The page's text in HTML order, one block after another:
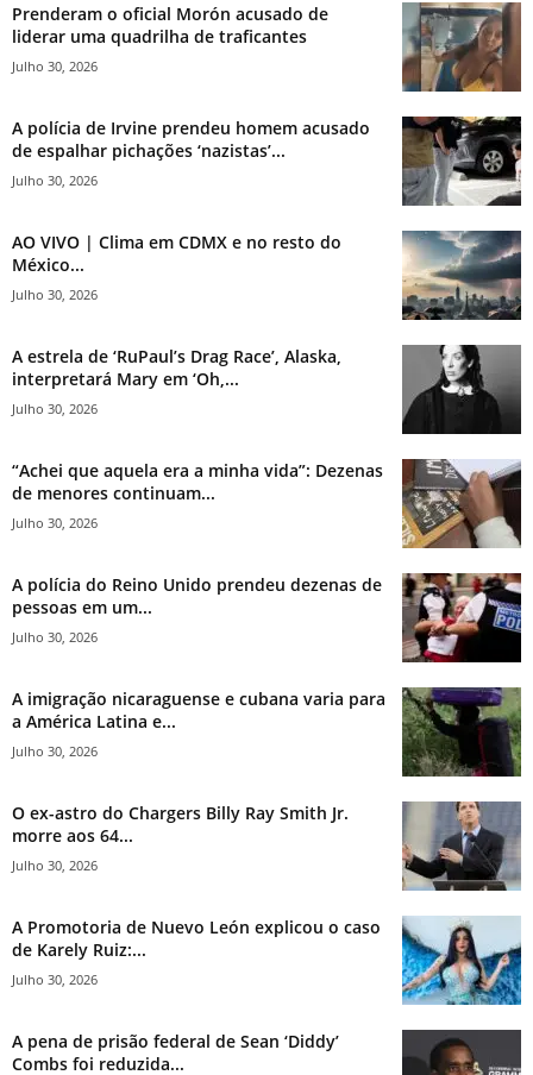
Prenderam o oficial Morón acusado de
liderar uma quadrilha de traficantes
Julho 30, 2026
A polícia de Irvine prendeu homem acusado
de espalhar pichações ‘nazistas’...
Julho 30, 2026
AO VIVO | Clima em CDMX e no resto do
México...
Julho 30, 2026
A estrela de ‘RuPaul’s Drag Race’, Alaska,
interpretará Mary em ‘Oh,...
Julho 30, 2026
“Achei que aquela era a minha vida”: Dezenas
de menores continuam...
Julho 30, 2026
A polícia do Reino Unido prendeu dezenas de
pessoas em um...
Julho 30, 2026
A imigração nicaraguense e cubana varia para
a América Latina e...
Julho 30, 2026
O ex-astro do Chargers Billy Ray Smith Jr.
morre aos 64...
Julho 30, 2026
A Promotoria de Nuevo León explicou o caso
de Karely Ruiz:...
Julho 30, 2026
A pena de prisão federal de Sean ‘Diddy’
Combs foi reduzida...